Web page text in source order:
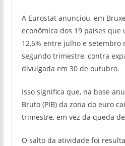
A Eurostat anunciou, em
econômica dos 19 países que
12,6% entre julho e setembro
segundo trimestre, contra
divulgada em 30 de outubro.
Isso significa que, na base
Bruto (PIB) da zona do euro
trimestre, em vez da queda
O salto da atividade foi